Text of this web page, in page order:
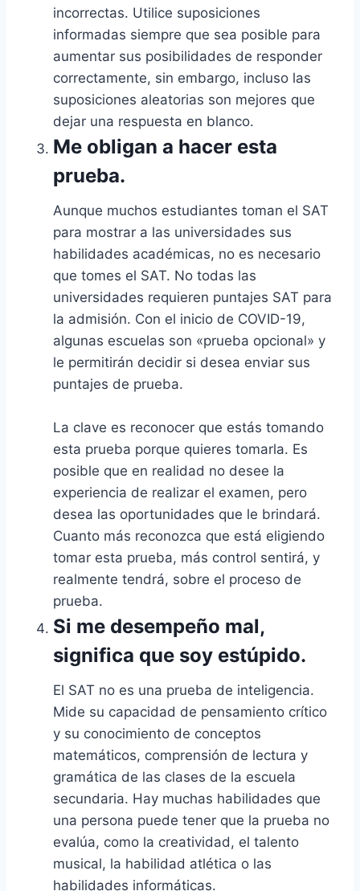
incorrectas. Utilice suposiciones
informadas siempre que sea posible para
aumentar sus posibilidades de responder
correctamente, sin embargo, incluso las
suposiciones aleatorias son mejores que
dejar una respuesta en blanco.
Me obligan a hacer esta
prueba.
Aunque muchos estudiantes toman el SAT
para mostrar a las universidades sus
habilidades académicas, no es necesario
que tomes el SAT. No todas las
universidades requieren puntajes SAT para
la admisión. Con el inicio de COVID-19,
algunas escuelas son «prueba opcional» y
le permitirán decidir si desea enviar sus
puntajes de prueba.
La clave es reconocer que estás tomando
esta prueba porque quieres tomarla. Es
posible que en realidad no desee la
experiencia de realizar el examen, pero
desea las oportunidades que le brindará.
Cuanto más reconozca que está eligiendo
tomar esta prueba, más control sentirá, y
realmente tendrá, sobre el proceso de
prueba.
Si me desempeño mal,
significa que soy estúpido.
El SAT no es una prueba de inteligencia.
Mide su capacidad de pensamiento crítico
y su conocimiento de conceptos
matemáticos, comprensión de lectura y
gramática de las clases de la escuela
secundaria. Hay muchas habilidades que
una persona puede tener que la prueba no
evalúa, como la creatividad, el talento
musical, la habilidad atlética o las
habilidades informáticas.